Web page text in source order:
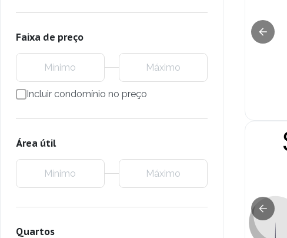
Faixa de preço
Incluir condomínio no preço
Área útil
Quartos